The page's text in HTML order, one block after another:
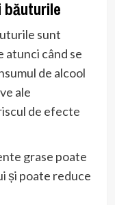
băuturile
sunt
atunci când se
de alcool
ale
de efecte
grase poate
și poate reduce